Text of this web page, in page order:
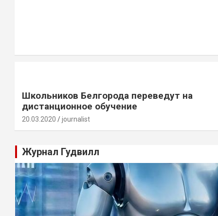
Школьников Белгорода переведут на
дистанционное обучение
20.03.2020 journalist
Журнал Гудвилл